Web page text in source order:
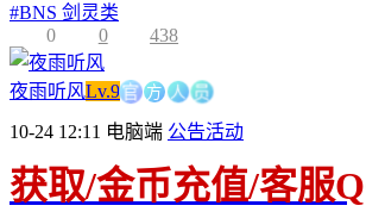
#BNS 剑灵类
0
0 438
夜雨听风Lv.9官方人员
10-24 12:11 电脑端 公告活动
获取/金币充值/客服